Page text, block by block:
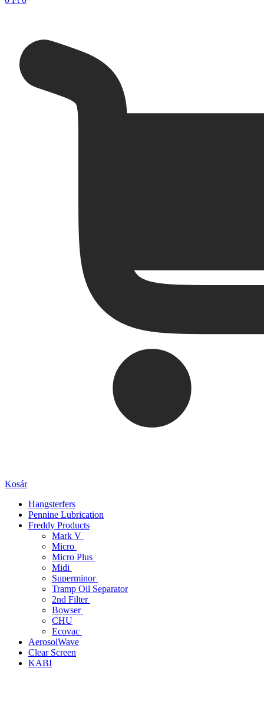
Kosár
Hangsterfers
Pennine Lubrication
Freddy Products
Mark V
Micro
Micro Plus
Midi
Superminor
Tramp Oil Separator
2nd Filter
Bowser
CHU
Ecovac
AerosolWave
Clear Screen
KABI